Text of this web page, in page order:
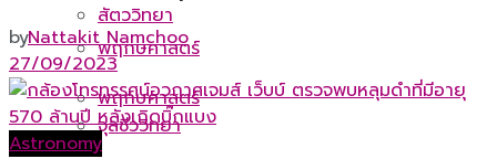
สัตววิทยา
พฤกษศาสตร์
พฤกษศาสตร์
จุลชีววิทยา
byNattakit Namchoo
27/09/2023
Astronomy